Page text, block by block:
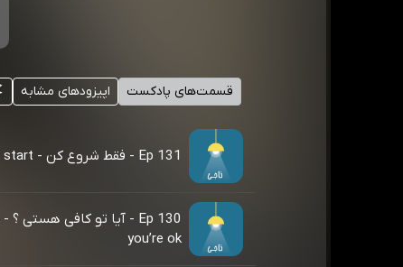
قسمت‌های پادکست اپیزودهای مشابه
Ep 131 - فقط شروع کن - Just start
you’re ok